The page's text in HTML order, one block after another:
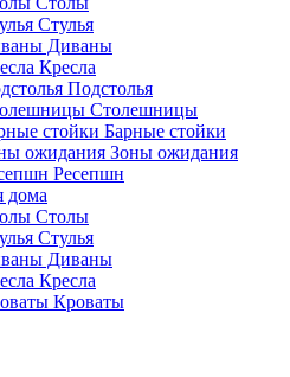
Стулья
Диваны
Кресла
Подстолья
Столешницы
Барные стойки
Зоны ожидания
Ресепшн
дома
Столы
Стулья
Диваны
Кресла
Кроваты